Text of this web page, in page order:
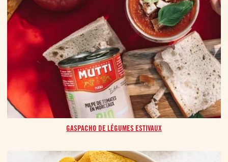
GASPACHO DE LÉGUMES ESTIVAUX